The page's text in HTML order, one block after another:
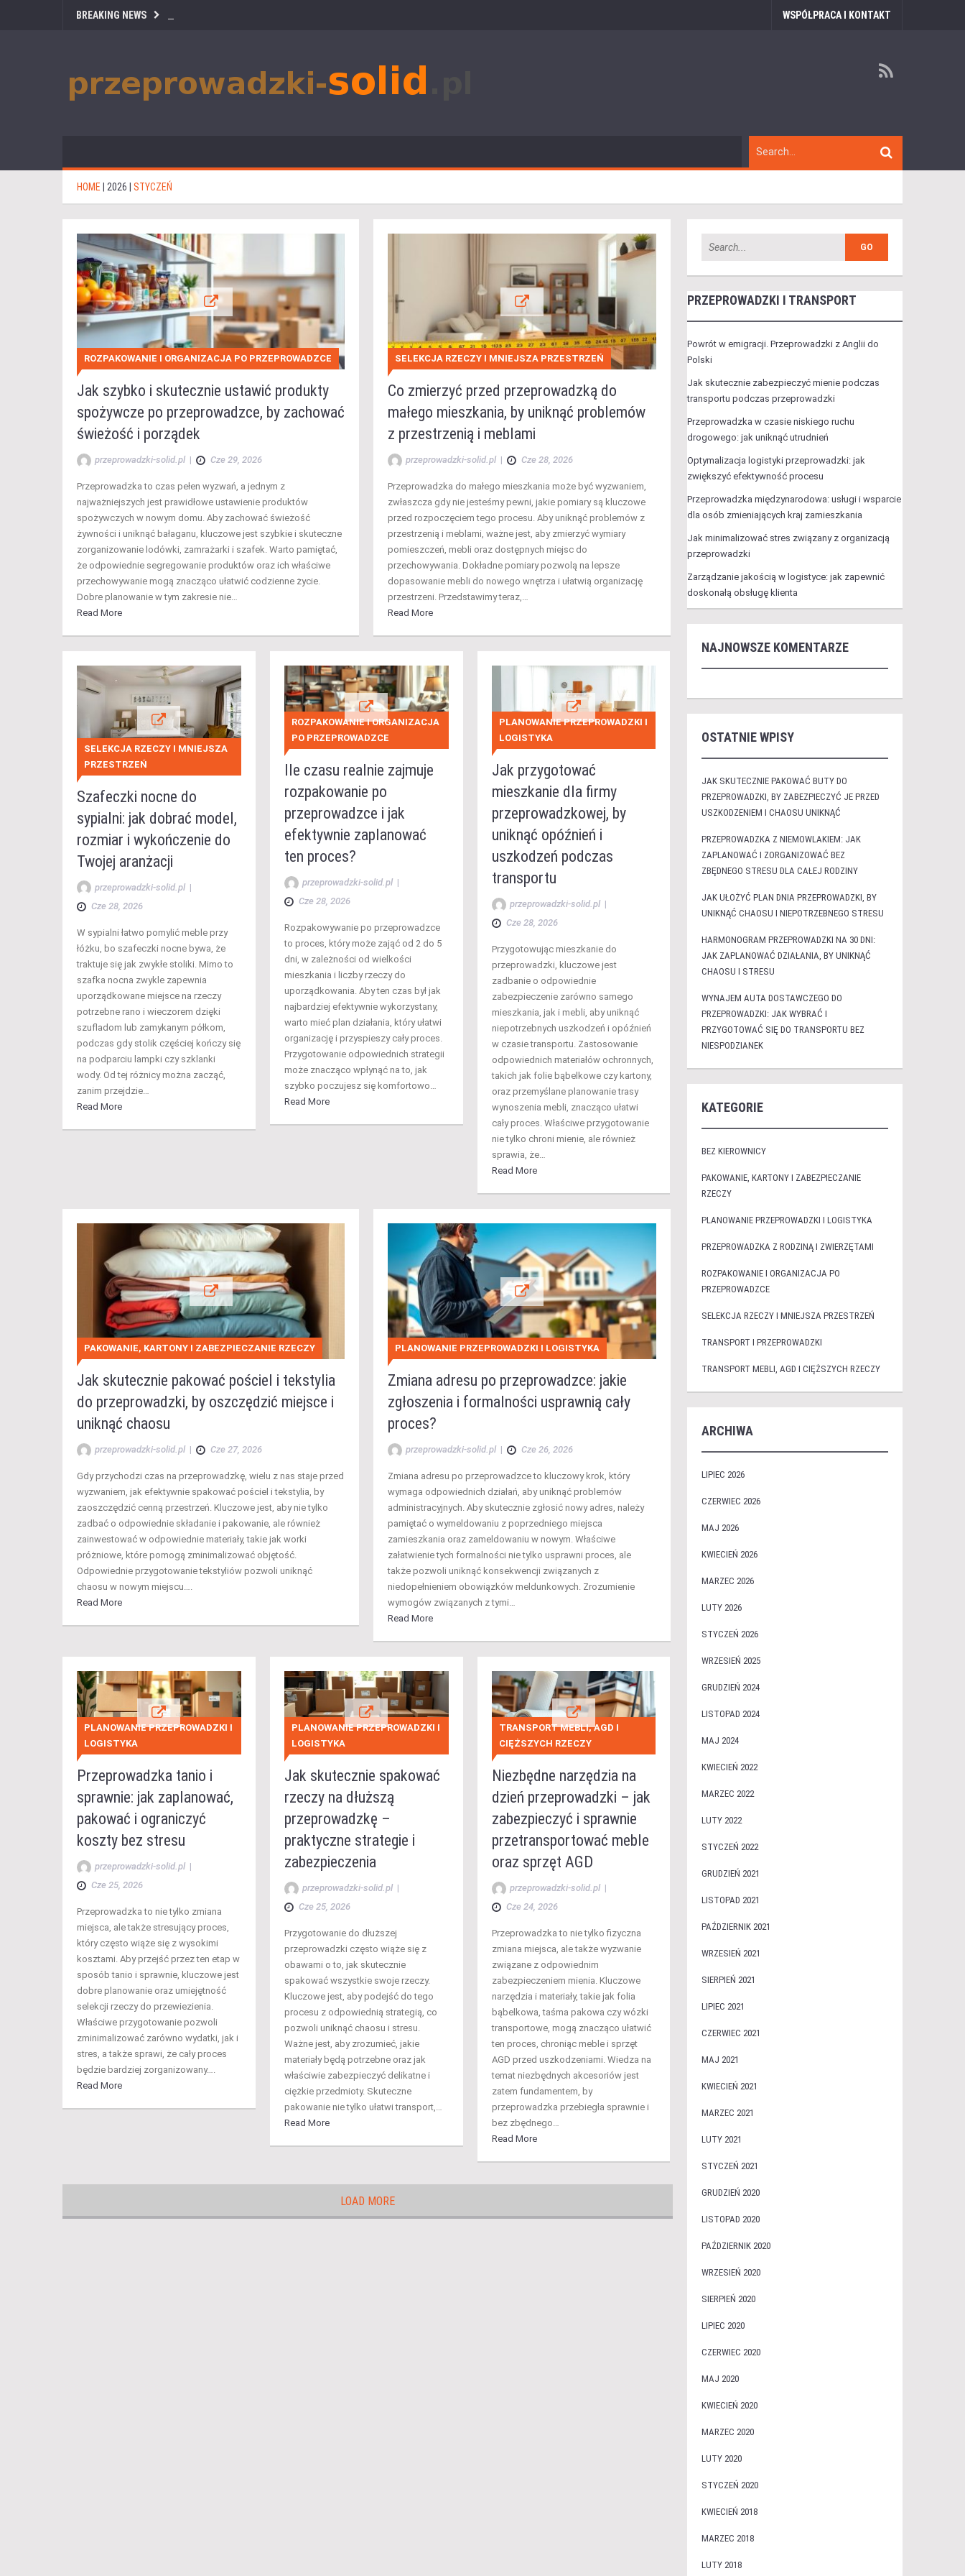
BREAKING NEWS WSPÓŁPRACA I KONTAKT
HOME 2026 STYCZEŃ
ROZPAKOWANIE I ORGANIZACJA PO PRZEPROWADZCE
Jak szybko i skutecznie ustawić produkty
spożywcze po przeprowadzce, by zachować
świeżość i porządek
przeprowadzki-solid.pl | Cze 29, 2026
Przeprowadzka to czas pełen wyzwań, a jednym z
najważniejszych jest prawidłowe ustawienie produktów
spożywczych w nowym domu. Aby zachować świeżość
żywności i uniknąć bałaganu, kluczowe jest szybkie i skuteczne
zorganizowanie lodówki, zamrażarki i szafek. Warto pamiętać,
że odpowiednie segregowanie produktów oraz ich właściwe
przechowywanie mogą znacząco ułatwić codzienne życie.
Dobre planowanie w tym zakresie nie…
Read More
SELEKCJA RZECZY I MNIEJSZA PRZESTRZEŃ
Co zmierzyć przed przeprowadzką do
małego mieszkania, by uniknąć problemów
z przestrzenią i meblami
przeprowadzki-solid.pl | Cze 28, 2026
Przeprowadzka do małego mieszkania może być wyzwaniem,
zwłaszcza gdy nie jesteśmy pewni, jakie pomiary są kluczowe
przed rozpoczęciem tego procesu. Aby uniknąć problemów z
przestrzenią i meblami, ważne jest, aby zmierzyć wymiary
pomieszczeń, mebli oraz dostępnych miejsc do
przechowywania. Dokładne pomiary pozwolą na lepsze
dopasowanie mebli do nowego wnętrza i ułatwią organizację
przestrzeni. Przedstawimy teraz,…
Read More
SELEKCJA RZECZY I MNIEJSZA
PRZESTRZEŃ
Szafeczki nocne do
sypialni: jak dobrać model,
rozmiar i wykończenie do
Twojej aranżacji
przeprowadzki-solid.pl |
Cze 28, 2026
W sypialni łatwo pomylić meble przy
łóżku, bo szafeczki nocne bywa, że
traktuje się jak zwykłe stoliki. Mimo to
szafka nocna zwykle zapewnia
uporządkowane miejsce na rzeczy
potrzebne rano i wieczorem dzięki
szufladom lub zamykanym półkom,
podczas gdy stolik częściej kończy się
na podparciu lampki czy szklanki
wody. Od tej różnicy można zacząć,
zanim przejdzie…
Read More
ROZPAKOWANIE I ORGANIZACJA
PO PRZEPROWADZCE
Ile czasu realnie zajmuje
rozpakowanie po
przeprowadzce i jak
efektywnie zaplanować
ten proces?
przeprowadzki-solid.pl|
Cze 28, 2026
Rozpakowywanie po przeprowadzce
to proces, który może zająć od 2 do 5
dni, w zależności od wielkości
mieszkania i liczby rzeczy do
uporządkowania. Aby ten czas był jak
najbardziej efektywnie wykorzystany,
warto mieć plan działania, który ułatwi
organizację i przyspieszy cały proces.
Przygotowanie odpowiednich strategii
może znacząco wpłynąć na to, jak
szybko poczujesz się komfortowo…
Read More
PLANOWANIE PRZEPROWADZKI I
LOGISTYKA
Jak przygotować
mieszkanie dla firmy
przeprowadzkowej, by
uniknąć opóźnień i
uszkodzeń podczas
transportu
przeprowadzki-solid.pl|
Cze 28, 2026
Przygotowując mieszkanie do
przeprowadzki, kluczowe jest
zadbanie o odpowiednie
zabezpieczenie zarówno samego
mieszkania, jak i mebli, aby uniknąć
niepotrzebnych uszkodzeń i opóźnień
w czasie transportu. Zastosowanie
odpowiednich materiałów ochronnych,
takich jak folie bąbelkowe czy kartony,
oraz przemyślane planowanie trasy
wynoszenia mebli, znacząco ułatwi
cały proces. Właściwe przygotowanie
nie tylko chroni mienie, ale również
sprawia, że…
Read More
PAKOWANIE, KARTONY I ZABEZPIECZANIE RZECZY
Jak skutecznie pakować pościel i tekstylia
do przeprowadzki, by oszczędzić miejsce i
uniknąć chaosu
przeprowadzki-solid.pl | Cze 27, 2026
Gdy przychodzi czas na przeprowadzkę, wielu z nas staje przed
wyzwaniem, jak efektywnie spakować pościel i tekstylia, by
zaoszczędzić cenną przestrzeń. Kluczowe jest, aby nie tylko
zadbać o odpowiednie składanie i pakowanie, ale również
zainwestować w odpowiednie materiały, takie jak worki
próżniowe, które pomogą zminimalizować objętość.
Odpowiednie przygotowanie tekstyliów pozwoli uniknąć
chaosu w nowym miejscu….
Read More
PLANOWANIE PRZEPROWADZKI I LOGISTYKA
Zmiana adresu po przeprowadzce: jakie
zgłoszenia i formalności usprawnią cały
proces?
przeprowadzki-solid.pl | Cze 26, 2026
Zmiana adresu po przeprowadzce to kluczowy krok, który
wymaga odpowiednich działań, aby uniknąć problemów
administracyjnych. Aby skutecznie zgłosić nowy adres, należy
pamiętać o wymeldowaniu z poprzedniego miejsca
zamieszkania oraz zameldowaniu w nowym. Właściwe
załatwienie tych formalności nie tylko usprawni proces, ale
także pozwoli uniknąć konsekwencji związanych z
niedopełnieniem obowiązków meldunkowych. Zrozumienie
wymogów związanych z tymi…
Read More
PLANOWANIE PRZEPROWADZKI I
LOGISTYKA
Przeprowadzka tanio i
sprawnie: jak zaplanować,
pakować i ograniczyć
koszty bez stresu
przeprowadzki-solid.pl |
Cze 25, 2026
Przeprowadzka to nie tylko zmiana
miejsca, ale także stresujący proces,
który często wiąże się z wysokimi
kosztami. Aby przejść przez ten etap w
sposób tanio i sprawnie, kluczowe jest
dobre planowanie oraz umiejętność
selekcji rzeczy do przewiezienia.
Właściwe przygotowanie pozwoli
zminimalizować zarówno wydatki, jak i
stres, a także sprawi, że cały proces
będzie bardziej zorganizowany….
Read More
PLANOWANIE PRZEPROWADZKI I
LOGISTYKA
Jak skutecznie spakować
rzeczy na dłuższą
przeprowadzkę –
praktyczne strategie i
zabezpieczenia
przeprowadzki-solid.pl|
Cze 25, 2026
Przygotowanie do dłuższej
przeprowadzki często wiąże się z
obawami o to, jak skutecznie
spakować wszystkie swoje rzeczy.
Kluczowe jest, aby podejść do tego
procesu z odpowiednią strategią, co
pozwoli uniknąć chaosu i stresu.
Ważne jest, aby zrozumieć, jakie
materiały będą potrzebne oraz jak
właściwie zabezpieczyć delikatne i
ciężkie przedmioty. Skuteczne
pakowanie nie tylko ułatwi transport,…
Read More
TRANSPORT MEBLI, AGD I
CIĘŻSZYCH RZECZY
Niezbędne narzędzia na
dzień przeprowadzki – jak
zabezpieczyć i sprawnie
przetransportować meble
oraz sprzęt AGD
przeprowadzki-solid.pl|
Cze 24, 2026
Przeprowadzka to nie tylko fizyczna
zmiana miejsca, ale także wyzwanie
związane z odpowiednim
zabezpieczeniem mienia. Kluczowe
narzędzia i materiały, takie jak folia
bąbelkowa, taśma pakowa czy wózki
transportowe, mogą znacząco ułatwić
ten proces, chroniąc meble i sprzęt
AGD przed uszkodzeniami. Wiedza na
temat niezbędnych akcesoriów jest
zatem fundamentem, by
przeprowadzka przebiegła sprawnie i
bez zbędnego…
Read More
LOAD MORE
PRZEPROWADZKI I TRANSPORT
Powrót w emigracji. Przeprowadzki z Anglii do
Polski
Jak skutecznie zabezpieczyć mienie podczas
transportu podczas przeprowadzki
Przeprowadzka w czasie niskiego ruchu
drogowego: jak uniknąć utrudnień
Optymalizacja logistyki przeprowadzki: jak
zwiększyć efektywność procesu
Przeprowadzka międzynarodowa: usługi i wsparcie
dla osób zmieniających kraj zamieszkania
Jak minimalizować stres związany z organizacją
przeprowadzki
Zarządzanie jakością w logistyce: jak zapewnić
doskonałą obsługę klienta
NAJNOWSZE KOMENTARZE
OSTATNIE WPISY
JAK SKUTECZNIE PAKOWAĆ BUTY DO
PRZEPROWADZKI, BY ZABEZPIECZYĆ JE PRZED
USZKODZENIEM I CHAOSU UNIKNĄĆ
PRZEPROWADZKA Z NIEMOWLAKIEM: JAK
ZAPLANOWAĆ I ZORGANIZOWAĆ BEZ
ZBĘDNEGO STRESU DLA CAŁEJ RODZINY
JAK UŁOŻYĆ PLAN DNIA PRZEPROWADZKI, BY
UNIKNĄĆ CHAOSU I NIEPOTRZEBNEGO STRESU
HARMONOGRAM PRZEPROWADZKI NA 30 DNI:
JAK ZAPLANOWAĆ DZIAŁANIA, BY UNIKNĄĆ
CHAOSU I STRESU
WYNAJEM AUTA DOSTAWCZEGO DO
PRZEPROWADZKI: JAK WYBRAĆ I
PRZYGOTOWAĆ SIĘ DO TRANSPORTU BEZ
NIESPODZIANEK
KATEGORIE
BEZ KIEROWNICY
PAKOWANIE, KARTONY I ZABEZPIECZANIE
RZECZY
PLANOWANIE PRZEPROWADZKI I LOGISTYKA
PRZEPROWADZKA Z RODZINĄ I ZWIERZĘTAMI
ROZPAKOWANIE I ORGANIZACJA PO
PRZEPROWADZCE
SELEKCJA RZECZY I MNIEJSZA PRZESTRZEŃ
TRANSPORT I PRZEPROWADZKI
TRANSPORT MEBLI, AGD I CIĘŻSZYCH RZECZY
ARCHIWA
LIPIEC 2026
CZERWIEC 2026
MAJ 2026
KWIECIEŃ 2026
MARZEC 2026
LUTY 2026
STYCZEŃ 2026
WRZESIEŃ 2025
GRUDZIEŃ 2024
LISTOPAD 2024
MAJ 2024
KWIECIEŃ 2022
MARZEC 2022
LUTY 2022
STYCZEŃ 2022
GRUDZIEŃ 2021
LISTOPAD 2021
PAŹDZIERNIK 2021
WRZESIEŃ 2021
SIERPIEŃ 2021
LIPIEC 2021
CZERWIEC 2021
MAJ 2021
KWIECIEŃ 2021
MARZEC 2021
LUTY 2021
STYCZEŃ 2021
GRUDZIEŃ 2020
LISTOPAD 2020
PAŹDZIERNIK 2020
WRZESIEŃ 2020
SIERPIEŃ 2020
LIPIEC 2020
CZERWIEC 2020
MAJ 2020
KWIECIEŃ 2020
MARZEC 2020
LUTY 2020
STYCZEŃ 2020
KWIECIEŃ 2018
MARZEC 2018
LUTY 2018